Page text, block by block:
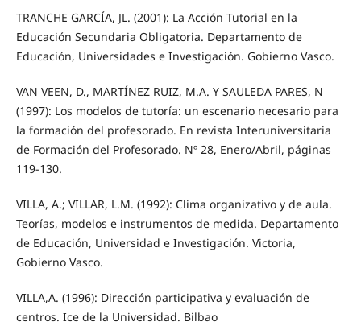
TRANCHE GARCÍA, JL. (2001): La Acción Tutorial en la
Educación Secundaria Obligatoria. Departamento de
Educación, Universidades e Investigación. Gobierno Vasco.
VAN VEEN, D., MARTÍNEZ RUIZ, M.A. Y SAULEDA PARES, N
(1997): Los modelos de tutoría: un escenario necesario para
la formación del profesorado. En revista Interuniversitaria
de Formación del Profesorado. Nº 28, Enero/Abril, páginas
119-130.
VILLA, A.; VILLAR, L.M. (1992): Clima organizativo y de aula.
Teorías, modelos e instrumentos de medida. Departamento
de Educación, Universidad e Investigación. Victoria,
Gobierno Vasco.
VILLA,A. (1996): Dirección participativa y evaluación de
centros. Ice de la Universidad. Bilbao